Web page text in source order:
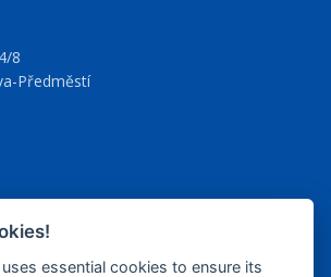
8
Předměstí
679
essential cookies to ensure its